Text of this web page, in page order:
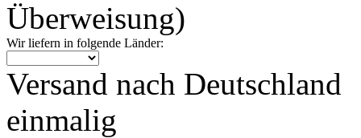
Überweisung)
Wir liefern in folgende Länder:
Versand nach Deutschland
einmalig